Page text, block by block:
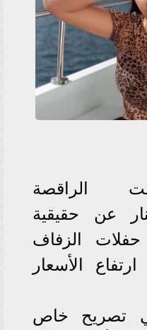
الراقصة
عن حقيقية
الزفاف
الأسعار
تصريح خاص